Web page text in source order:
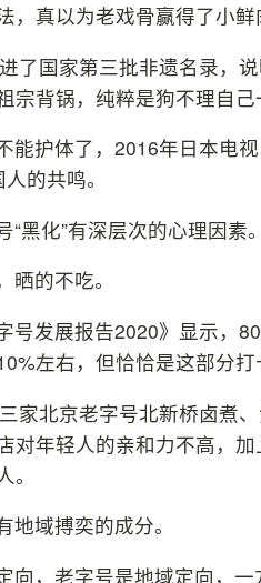
，真以为老戏骨赢得了小鲜
了国家第三批非遗名录，
宗背锅，纯粹是狗不理自己
能护体了，2016年日本电
的共鸣。
黑化”有深层次的心理因素。
的不吃。
号发展报告2020》显示，
左右，但恰恰是这部分打
家北京老字号北新桥卤煮
对年轻人的亲和力不高，
地域搏奕的成分。
向，老字号是地域定向，